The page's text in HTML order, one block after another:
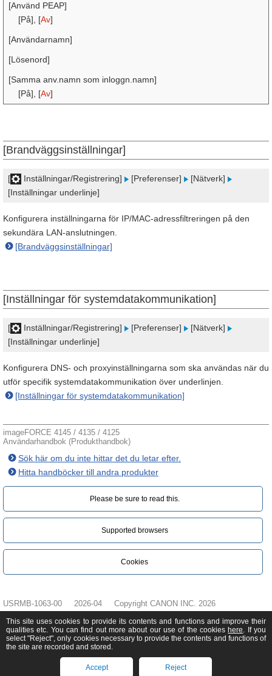
[Använd PEAP]
[På], [Av]
[Användarnamn]
[Lösenord]
[Samma anv.namn som inloggn.namn]
[På], [Av]
[Brandväggsinställningar]
[ Inställningar/Registrering] [Preferenser]
[Nätverk]
[Inställningar underlinje]
Konfigurera inställningarna för IP/MAC-adressfiltreringen på den
sekundära LAN-anslutningen.
[Brandväggsinställningar]
[Inställningar för systemdatakommunikation]
[ Inställningar/Registrering] [Preferenser]
[Nätverk]
[Inställningar underlinje]
Konfigurera DNS- och proxyinställningarna som ska användas när du
utför specifik systemdatakommunikation över underlinjen.
[Inställningar för systemdatakommunikation]
imageFORCE 4145 / 4135 / 4125
Användarhandbok (Produkthandbok)
Sök här om du inte hittar det du letar efter.
Hitta handböcker till andra produkter
Please be sure to read this.‎
Supported browsers
Cookies
USRMB-1063-00 2026-04 Copyright CANON INC. 2026
This site uses cookies to provide its contents and functions and improve their
qualities etc. You can find out more about our use of the cookies here. If you
select "Reject", only cookies necessary to provide the contents and functions of
the site are recorded and stored.
Accept Reject